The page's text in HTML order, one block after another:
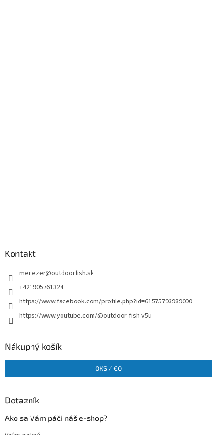
Kontakt
menezer@outdoorfish.sk
+421905761324
https://www.facebook.com/profile.php?id=61575793989090
https://www.youtube.com/@outdoor-fish-v5u
Nákupný košík
0KS /€0
Dotazník
Ako sa Vám páči náš e-shop?